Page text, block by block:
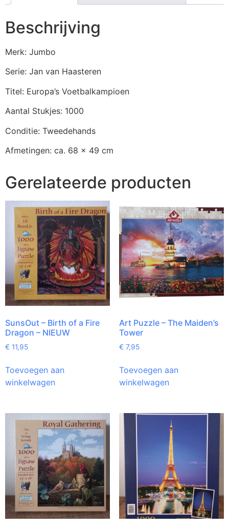
Beschrijving
Merk: Jumbo
Serie: Jan van Haasteren
Titel: Europa’s Voetbalkampioen
Aantal Stukjes: 1000
Conditie: Tweedehands
Afmetingen: ca. 68 x 49 cm
Gerelateerde producten
SunsOut – Birth of a Fire
Dragon – NIEUW
€ 11,95
Toevoegen aan
winkelwagen
Art Puzzle – The Maiden’s
Tower
€ 7,95
Toevoegen aan
winkelwagen